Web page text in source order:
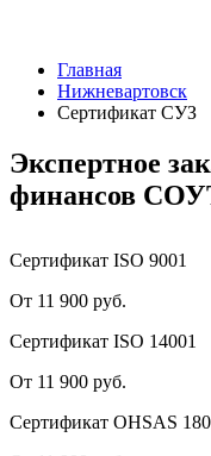
Главная
Нижневартовск
Сертификат СУЗ
Экспертное
финансов
Сертификат ISO 9001
От 11 900 руб.
Сертификат ISO 14001
От 11 900 руб.
Сертификат OHSAS